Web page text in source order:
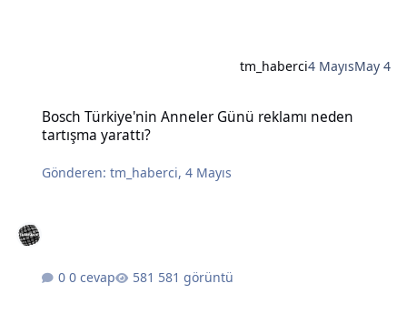
tm_haberci4 MayısMay 4
Bosch Türkiye'nin Anneler Günü reklamı neden
tartışma yarattı?
Gönderen:tm_haberci,4 Mayıs
0 cevap 581 görüntü